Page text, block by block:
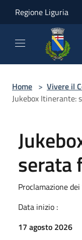
Regione Liguria
Home > Vivere il
Jukebox Itinerante:
serata
Proclamazione
Data inizio :
17 agosto 2026